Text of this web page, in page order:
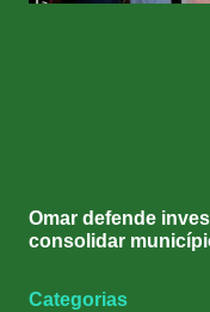
Omar defende
consolidar
Categorias